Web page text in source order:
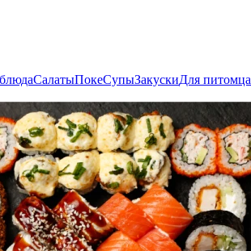
СалатыПокеСупыЗакускиДля питомца